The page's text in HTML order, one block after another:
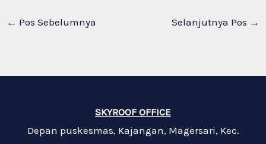
← Pos Sebelumnya Selanjutnya Pos →
SKYROOF OFFICE
Depan puskesmas, Kajangan, Magersari, Kec.